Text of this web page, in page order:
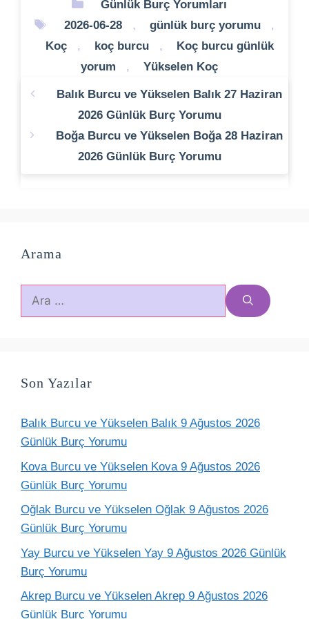
Günlük Burç Yorumları
Etiketler
2026-06-28 , günlük burç yorumu
,
Koç
, koç burcu ,
Koç burcu günlük
yorum
, Yükselen Koç
Balık Burcu ve Yükselen Balık 27 Haziran
2026 Günlük Burç Yorumu
Boğa Burcu ve Yükselen Boğa 28 Haziran
2026 Günlük Burç Yorumu
Arama
için
Son Yazılar
Balık Burcu ve Yükselen Balık 9 Ağustos 2026
Günlük Burç Yorumu
Kova Burcu ve Yükselen Kova 9 Ağustos 2026
Günlük Burç Yorumu
Oğlak Burcu ve Yükselen Oğlak 9 Ağustos 2026
Günlük Burç Yorumu
Yay Burcu ve Yükselen Yay 9 Ağustos 2026 Günlük
Burç Yorumu
Akrep Burcu ve Yükselen Akrep 9 Ağustos 2026
Günlük Burç Yorumu